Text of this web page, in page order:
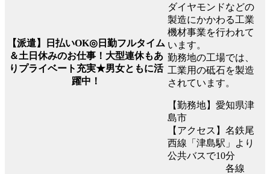
【派遣】日払いOK◎日勤フルタイム
＆土日休みのお仕事！大型連休もあ
りプライベート充実★男女ともに活
躍中！
ダイヤモンドなどの
製造にかかわる工業
機材事業を行われて
います。
勤務地の工場では、
工業用の砥石を製造
されています。
【勤務地】愛知県津
島市
【アクセス】名鉄尾
西線「津島駅」より
公共バスで10分
各線